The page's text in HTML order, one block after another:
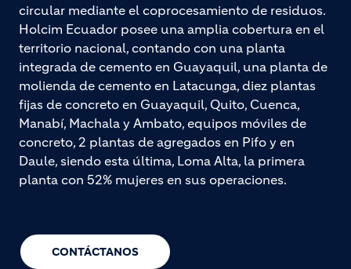
CONTÁCTANOS
circular mediante el coprocesamiento de residuos.
Holcim Ecuador posee una amplia cobertura en el
territorio nacional, contando con una planta
integrada de cemento en Guayaquil, una planta de
molienda de cemento en Latacunga, diez plantas
fijas de concreto en Guayaquil, Quito, Cuenca,
Manabí, Machala y Ambato, equipos móviles de
concreto, 2 plantas de agregados en Pifo y en
Daule, siendo esta última, Loma Alta, la primera
planta con 52% mujeres en sus operaciones.